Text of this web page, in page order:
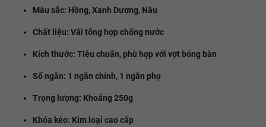
Màu sắc: Hồng, Xanh Dương, Nâu
Chất liệu: Vải tổng hợp chống nước
Kích thước: Tiêu chuẩn, phù hợp với vợt bóng bàn
Số ngăn: 1 ngăn chính, 1 ngăn phụ
Trọng lượng: Khoảng 250g
Khóa kéo: Kim loại cao cấp